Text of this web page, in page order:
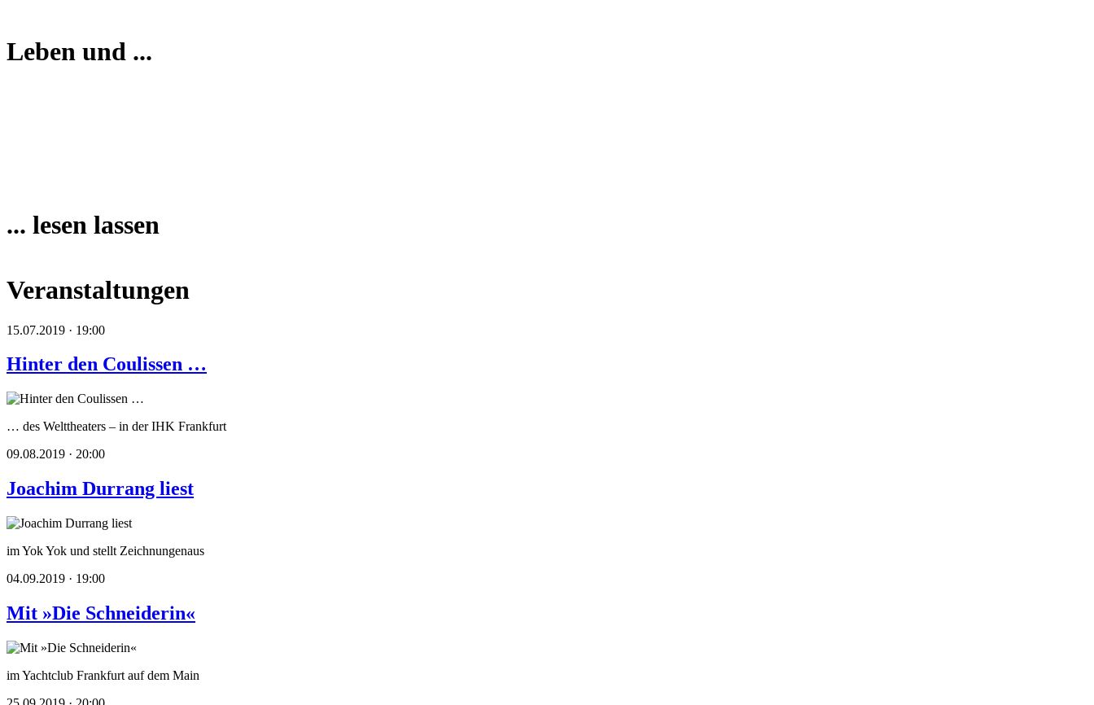
Leben und ...
... lesen lassen
Veranstaltungen
15.07.2019 · 19:00
Hinter den Coulissen …
… des Welttheaters – in der IHK Frankfurt
09.08.2019 · 20:00
Joachim Durrang liest
im Yok Yok und stellt Zeichnungenaus
04.09.2019 · 19:00
Mit »Die Schneiderin«
im Yachtclub Frankfurt auf dem Main